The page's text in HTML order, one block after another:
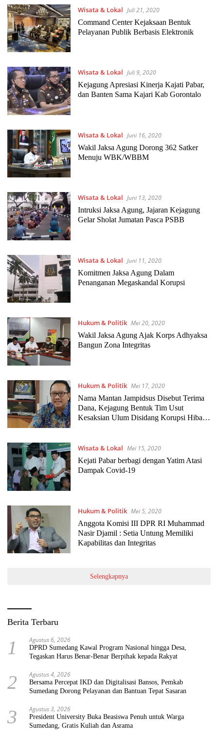
Wisata & Lokal Juli 21, 2020
Command Center Kejaksaan Bentuk
Pelayanan Publik Berbasis Elektronik
Wisata & Lokal Juli 9, 2020
Kejagung Apresiasi Kinerja Kajati Pabar,
dan Banten Sama Kajari Kab Gorontalo
Wisata & Lokal Juni 16, 2020
Wakil Jaksa Agung Dorong 362 Satker
Menuju WBK/WBBM
Wisata & Lokal Juni 13, 2020
Intruksi Jaksa Agung, Jajaran Kejagung
Gelar Sholat Jumatan Pasca PSBB
Wisata & Lokal Juni 11, 2020
Komitmen Jaksa Agung Dalam
Penanganan Megaskandal Korupsi
Hukum & Politik Mei 20, 2020
Wakil Jaksa Agung Ajak Korps Adhyaksa
Bangun Zona Integritas
Hukum & Politik Mei 17, 2020
Nama Mantan Jampidsus Disebut Terima
Dana, Kejagung Bentuk Tim Usut
Kesaksian Ulum Disidang Korupsi Hibah
Wisata & Lokal Mei 15, 2020
Kejati Pabar berbagi dengan Yatim Atasi
Dampak Covid-19
Hukum & Politik Mei 5, 2020
Anggota Komisi III DPR RI Muhammad
Nasir Djamil : Setia Untung Memiliki
Kapabilitas dan Integritas
Selengkapnya
Berita Terbaru
1 Agustus 6, 2026
DPRD Sumedang Kawal Program Nasional hingga Desa,
Tegaskan Harus Benar-Benar Berpihak kepada Rakyat
2 Agustus 4, 2026
Bersama Percepat IKD dan Digitalisasi Bansos, Pemkab
Sumedang Dorong Pelayanan dan Bantuan Tepat Sasaran
3 Agustus 3, 2026
President University Buka Beasiswa Penuh untuk Warga
Sumedang, Gratis Kuliah dan Asrama